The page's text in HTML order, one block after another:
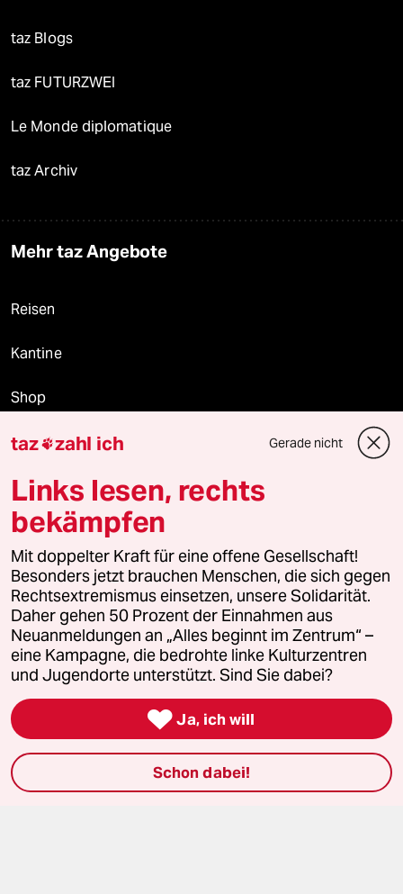
taz Blogs
taz FUTURZWEI
Le Monde diplomatique
taz Archiv
Mehr taz Angebote
Reisen
Kantine
Shop
Anzeigen
Fragen & Hilfe
Feedback
Aboservice
ePaper Login
Downloads für Abonnierende
© 2026 taz Verlags und Vertriebs GmbH
taz zahl ich Gerade nicht
Links lesen, rechts
bekämpfen
Mit doppelter Kraft für eine offene Gesellschaft!
Besonders jetzt brauchen Menschen, die sich gegen
Rechtsextremismus einsetzen, unsere Solidarität.
Daher gehen 50 Prozent der Einnahmen aus
Neuanmeldungen an „Alles beginnt im Zentrum“ –
eine Kampagne, die bedrohte linke Kulturzentren
und Jugendorte unterstützt. Sind Sie dabei?
 Ja, ich will
Schon dabei!